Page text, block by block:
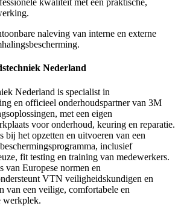
kwaliteit met een praktische,
naleving van interne en externe
Nederland
Nederland is specialist in
en officieel onderhoudspartner van 3M
met een eigen
voor onderhoud, keuring en reparatie.
bij het opzetten en uitvoeren van een
inclusief
fit testing en training van medewerkers.
van Europese normen en
VTN veiligheidskundigen en
van een veilige, comfortabele en
werkplek.